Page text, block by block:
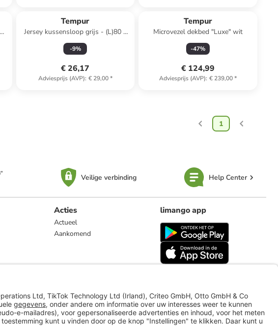
Tempur
Jersey kussensloop grijs - (L)80 x
(B)40 cm
-9%
€ 26,17
Adviesprijs (AVP): € 29,00*
Tempur
Microvezel dekbed "Luxe" wit
-47%
€ 124,99
Adviesprijs (AVP): € 239,00*
1
Veilige verbinding Help Center
Acties
Actueel
Aankomend
limango app
limango.de limango.pl